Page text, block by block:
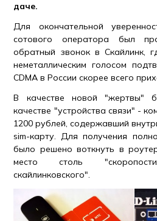
даче.
Для окончательной
сотового оператора был
обратный звонок в Скайлинк,
неметаллическим голосом
CDMA в России скорее всего
В качестве новой
качестве "устройства связи" -
1200 рублей, содержавший
sim-карту. Для получения
было решено воткнуть в
место столь
скайлинковского".